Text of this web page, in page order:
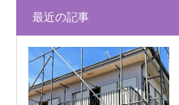
最近の記事